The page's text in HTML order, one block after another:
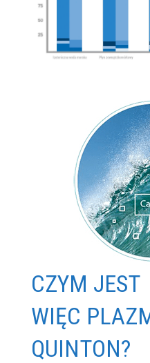
CZYM JEST
WIĘC
QUINTON?